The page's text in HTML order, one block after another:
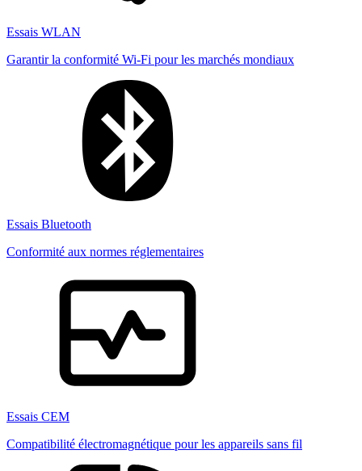
Essais WLAN
Garantir la conformité Wi-Fi pour les marchés mondiaux
Essais Bluetooth
Conformité aux normes réglementaires
Essais CEM
Compatibilité électromagnétique pour les appareils sans fil